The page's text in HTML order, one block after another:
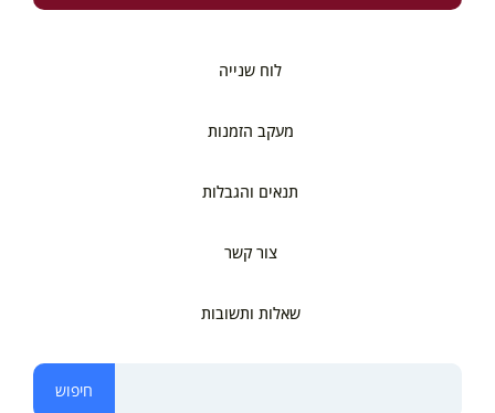
לוח שנייה
מעקב הזמנות
תנאים והגבלות
צור קשר
שאלות ותשובות
חיפוש